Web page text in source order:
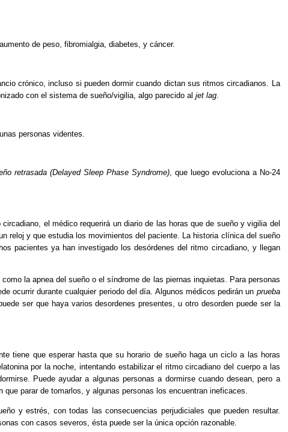
de peso, fibromialgia, diabetes, y cáncer.
crónico, incluso si pueden dormir cuando dictan sus ritmos circadianos. La
con el sistema de sueño/vigilia, algo parecido aljet lag
personas videntes.
retrasada (Delayed Sleep Phase Syndrome), que luego evoluciona a No-24
el médico requerirá un diario de las horas que de sueño y vigilia del
reloj y que estudia los movimientos del paciente. La historia clínica del sueño
pacientes ya han investigado los desórdenes del ritmo circadiano, y llegan
la apnea del sueño o el síndrome de las piernas inquietas. Para personas
ocurrir durante cualquier periodo del día. Algunos médicos pedirán un prueba
ser que haya varios desordenes presentes, u otro desorden puede ser la
tiene que esperar hasta que su horario de sueño haga un ciclo a las horas
por la noche, intentando estabilizar el ritmo circadiano del cuerpo a las
Puede ayudar a algunas personas a dormirse cuando desean, pero a
parar de tomarlos, y algunas personas los encuentran ineficaces.
y estrés, con todas las consecuencias perjudiciales que pueden resultar.
con casos severos, ésta puede ser la única opción razonable.